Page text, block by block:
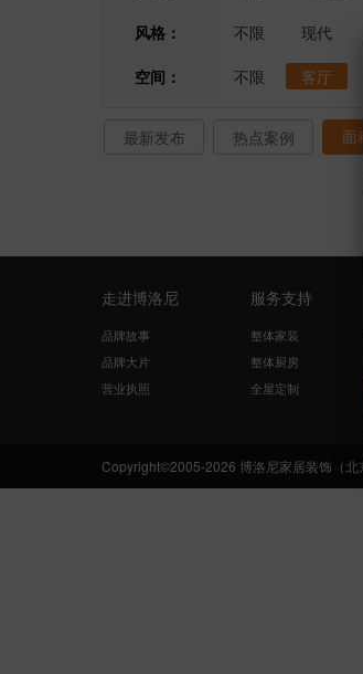
风格：
不限 现代
空间：
不限 客厅
最新发布 热点案例 面
走进博洛尼
品牌故事
品牌大片
营业执照
服务支持
整体家装
整体厨房
全屋定制
Copyright©2005-2026 博洛尼家居装饰（